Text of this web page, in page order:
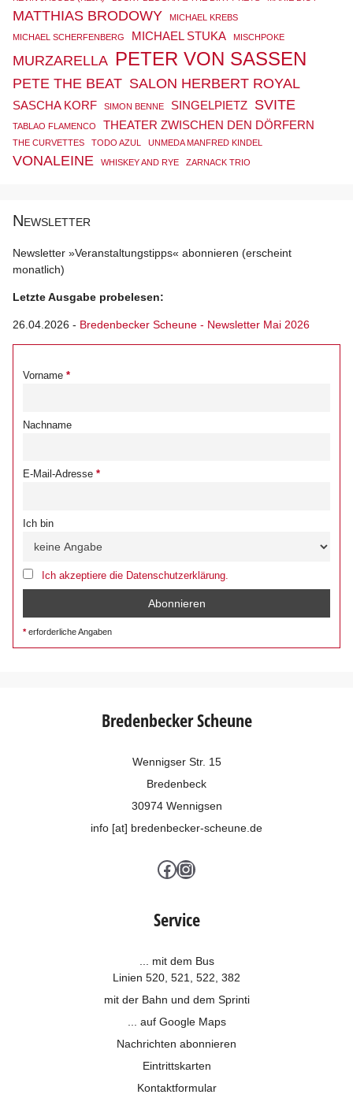
MATTHIAS BRODOWY MICHAEL KREBS
MICHAEL SCHERFENBERG MICHAEL STUKA MISCHPOKE
MURZARELLA PETER VON SASSEN
PETE THE BEAT SALON HERBERT ROYAL
SASCHA KORF SIMON BENNE SINGELPIETZ SVITE
TABLAO FLAMENCO THEATER ZWISCHEN DEN DÖRFERN
THE CURVETTES TODO AZUL UNMEDA MANFRED KINDEL
VONALEINE WHISKEY AND RYE ZARNACK TRIO
Newsletter
Newsletter »Veranstaltungstipps« abonnieren (erscheint
monatlich)
Letzte Ausgabe probelesen:
26.04.2026 - Bredenbecker Scheune - Newsletter Mai 2026
Vorname
Nachname
E-Mail-Adresse
Ich bin
Ich akzeptiere die Datenschutzerklärung.
erforderliche Angaben
Bredenbecker Scheune
Wennigser Str. 15
Bredenbeck
30974 Wennigsen
info [at] bredenbecker-scheune.de
Facebook
Instagram
Service
... mit dem Bus
Linien 520, 521, 522, 382
mit der Bahn und dem Sprinti
... auf Google Maps
Nachrichten abonnieren
Eintrittskarten
Kontaktformular